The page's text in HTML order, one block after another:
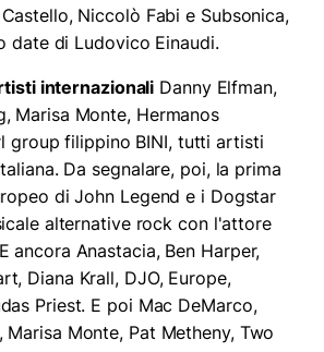
Niccolò Fabi e Subsonica,
date di Ludovico Einaudi.
internazionali Danny Elfman,
Marisa Monte, Hermanos
group filippino BINI, tutti artisti
Da segnalare, poi, la prima
di John Legend e i Dogstar
alternative rock con l'attore
ancora Anastacia, Ben Harper,
Diana Krall, DJO, Europe,
Priest. E poi Mac DeMarco,
Marisa Monte, Pat Metheny, Two